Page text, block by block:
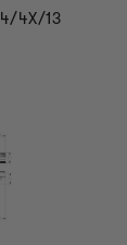
4X/13